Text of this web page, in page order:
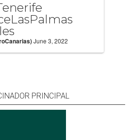
June 3, 2022
PRINCIPAL